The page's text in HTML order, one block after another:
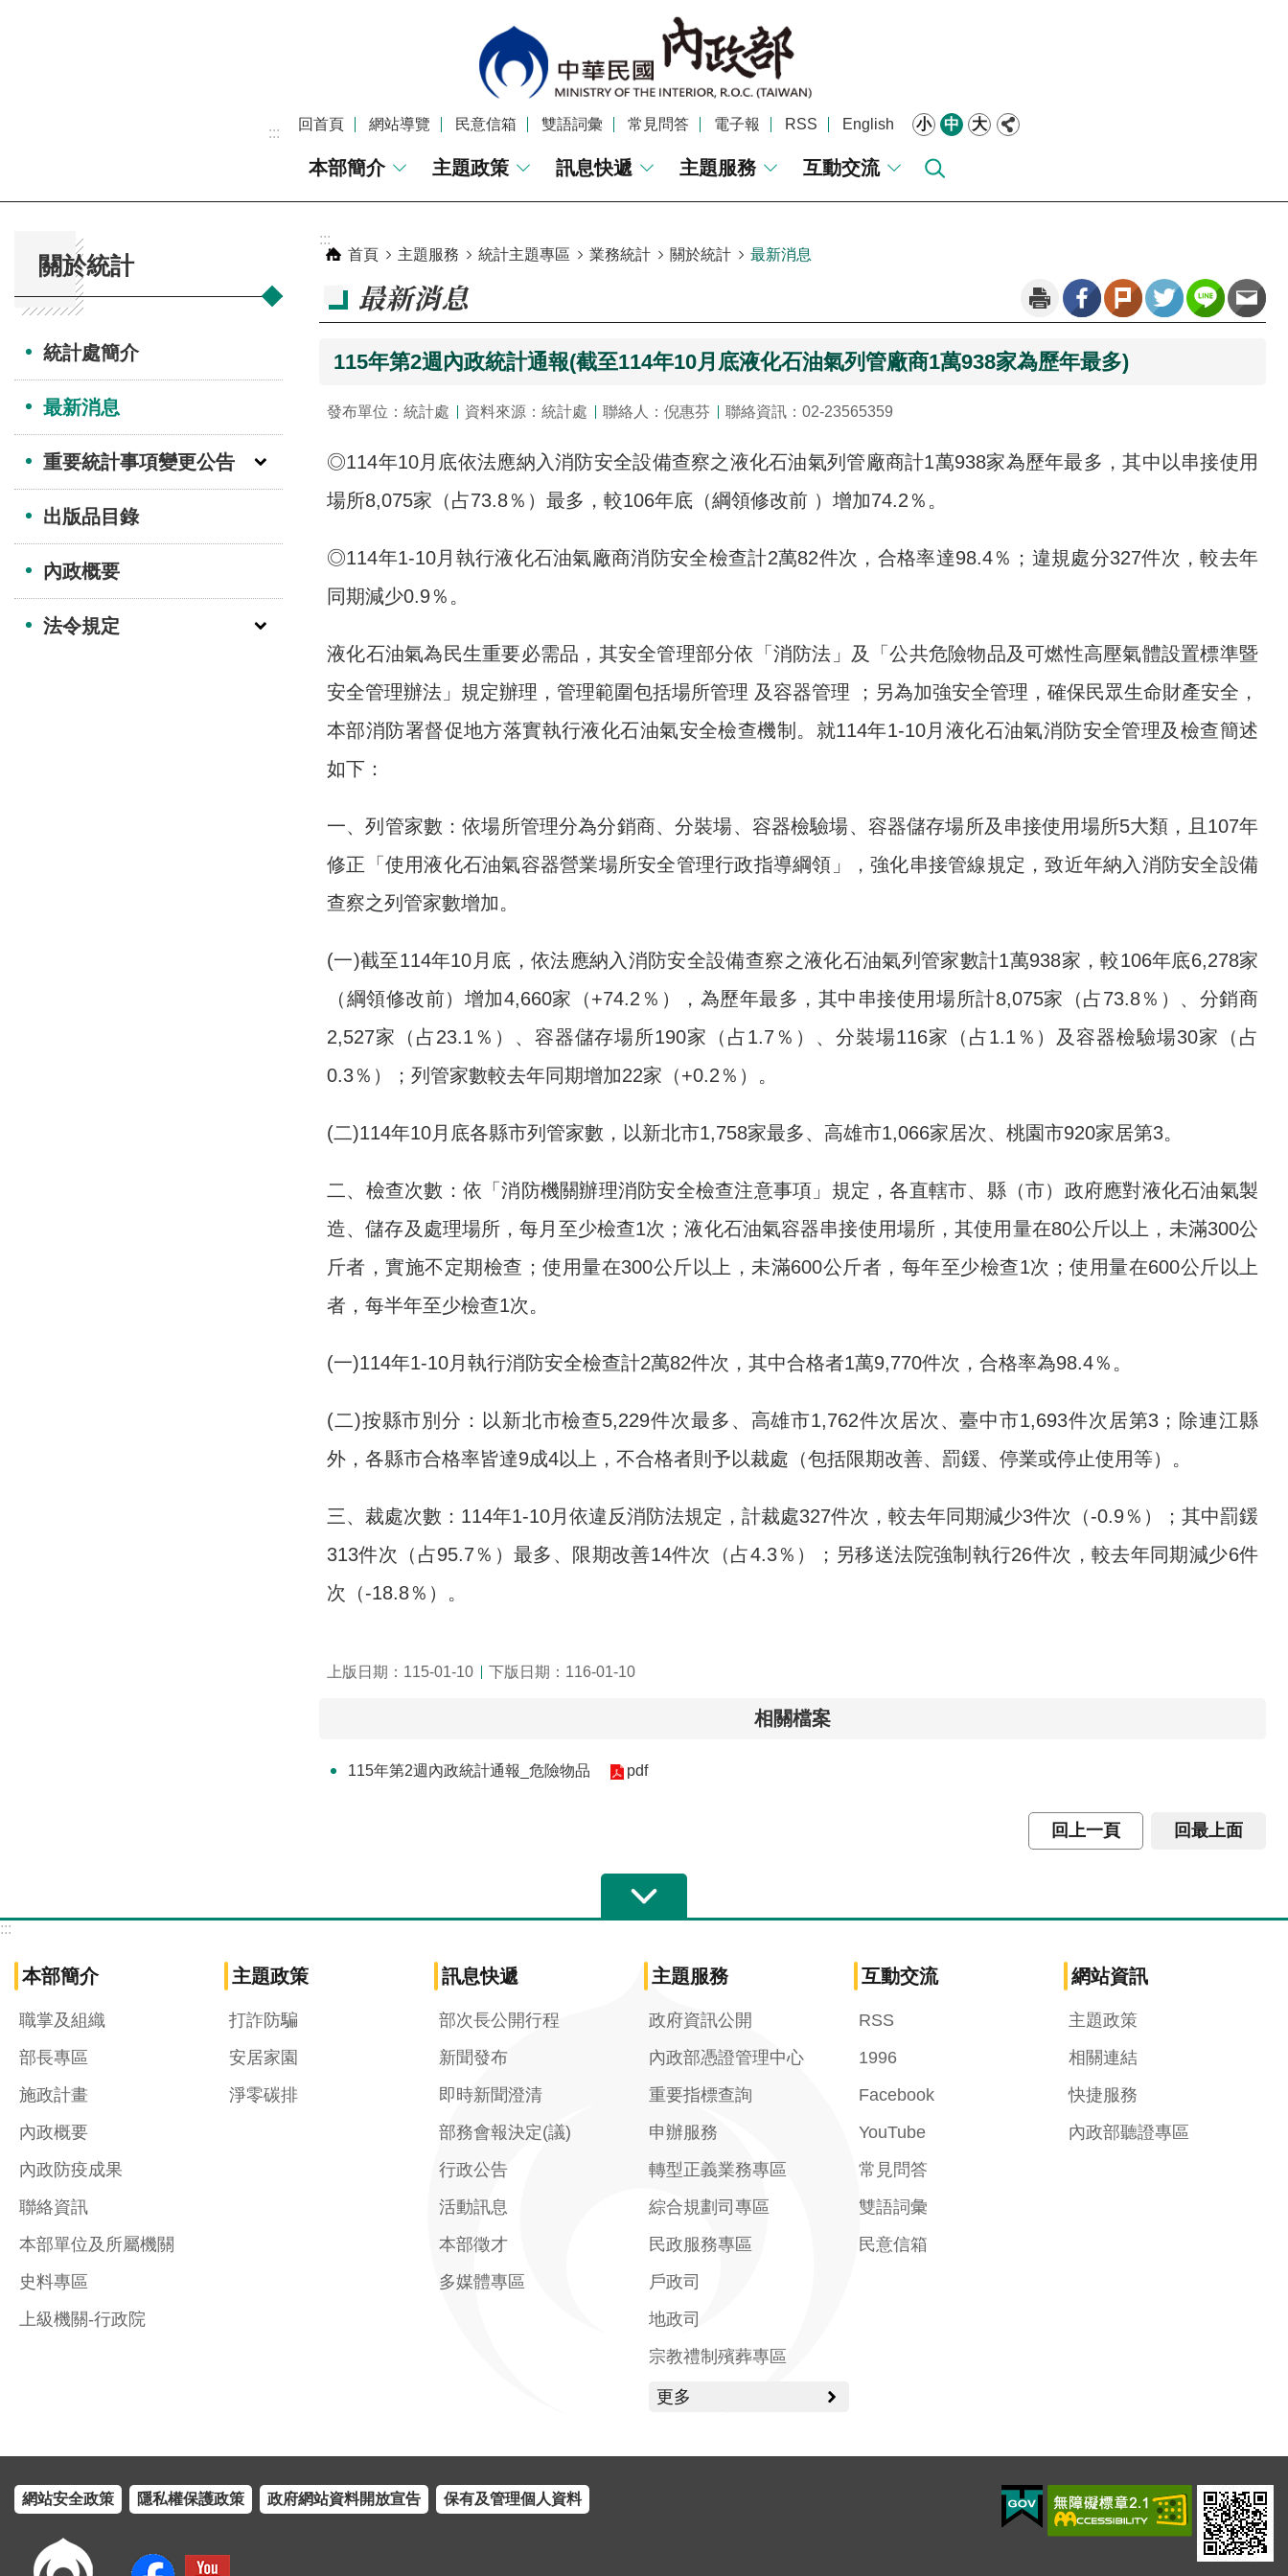
:::
回首頁 網站導覽 民意信箱 雙語詞彙 常見問答 電子報 RSS English 小 中 大
本部簡介 主題政策 訊息快遞 主題服務 互動交流
關於統計
統計處簡介
最新消息
重要統計事項變更公告
出版品目錄
內政概要
法令規定
:::
首頁
主題服務 統計主題專區 業務統計 關於統計 最新消息
最新消息
115年第2週內政統計通報(截至114年10月底液化石油氣列管廠商1萬938家為歷年最多)
發布單位：統計處 資料來源：統計處 聯絡人：倪惠芬 聯絡資訊：02-23565359
◎114年10月底依法應納入消防安全設備查察之液化石油氣列管廠商計1萬938家為歷年最多，其中以串接使用
場所8,075家（占73.8％）最多，較106年底（綱領修改前 ）增加74.2％。
◎114年1-10月執行液化石油氣廠商消防安全檢查計2萬82件次，合格率達98.4％；違規處分327件次，較去年
同期減少0.9％。
液化石油氣為民生重要必需品，其安全管理部分依「消防法」及「公共危險物品及可燃性高壓氣體設置標準暨
安全管理辦法」規定辦理，管理範圍包括場所管理 及容器管理 ；另為加強安全管理，確保民眾生命財產安全，
本部消防署督促地方落實執行液化石油氣安全檢查機制。就114年1-10月液化石油氣消防安全管理及檢查簡述
如下：
一、列管家數：依場所管理分為分銷商、分裝場、容器檢驗場、容器儲存場所及串接使用場所5大類，且107年
修正「使用液化石油氣容器營業場所安全管理行政指導綱領」，強化串接管線規定，致近年納入消防安全設備
查察之列管家數增加。
(一)截至114年10月底，依法應納入消防安全設備查察之液化石油氣列管家數計1萬938家，較106年底6,278家
（綱領修改前）增加4,660家（+74.2％），為歷年最多，其中串接使用場所計8,075家（占73.8％）、分銷商
2,527家（占23.1％）、容器儲存場所190家（占1.7％）、分裝場116家（占1.1％）及容器檢驗場30家（占
0.3％）；列管家數較去年同期增加22家（+0.2％）。
(二)114年10月底各縣市列管家數，以新北市1,758家最多、高雄市1,066家居次、桃園市920家居第3。
二、檢查次數：依「消防機關辦理消防安全檢查注意事項」規定，各直轄市、縣（市）政府應對液化石油氣製
造、儲存及處理場所，每月至少檢查1次；液化石油氣容器串接使用場所，其使用量在80公斤以上，未滿300公
斤者，實施不定期檢查；使用量在300公斤以上，未滿600公斤者，每年至少檢查1次；使用量在600公斤以上
者，每半年至少檢查1次。
(一)114年1-10月執行消防安全檢查計2萬82件次，其中合格者1萬9,770件次，合格率為98.4％。
(二)按縣市別分：以新北市檢查5,229件次最多、高雄市1,762件次居次、臺中市1,693件次居第3；除連江縣
外，各縣市合格率皆達9成4以上，不合格者則予以裁處（包括限期改善、罰鍰、停業或停止使用等）。
三、裁處次數：114年1-10月依違反消防法規定，計裁處327件次，較去年同期減少3件次（-0.9％）；其中罰鍰
313件次（占95.7％）最多、限期改善14件次（占4.3％）；另移送法院強制執行26件次，較去年同期減少6件
次（-18.8％）。
上版日期：115-01-10 下版日期：116-01-10
相關檔案
115年第2週內政統計通報_危險物品 pdf
回上一頁 回最上面
:::
本部簡介
職掌及組織
部長專區
施政計畫
內政概要
內政防疫成果
聯絡資訊
本部單位及所屬機關
史料專區
上級機關-行政院
主題政策
打詐防騙
安居家園
淨零碳排
訊息快遞
部次長公開行程
新聞發布
即時新聞澄清
部務會報決定(議)
行政公告
活動訊息
本部徵才
多媒體專區
主題服務
政府資訊公開
內政部憑證管理中心
重要指標查詢
申辦服務
轉型正義業務專區
綜合規劃司專區
民政服務專區
戶政司
地政司
宗教禮制殯葬專區
更多
互動交流
RSS
1996
Facebook
YouTube
常見問答
雙語詞彙
民意信箱
網站資訊
主題政策
相關連結
快捷服務
內政部聽證專區
網站安全政策 隱私權保護政策 政府網站資料開放宣告 保有及管理個人資料